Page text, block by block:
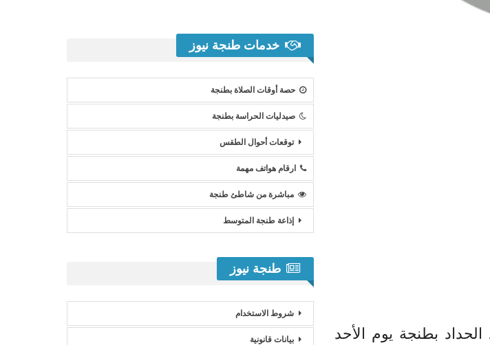
بطنجة يوم الأحد
خدمات طنجة نيوز
حصة أوقات الصلاة بطنجة
صيدليات الحراسة بطنجة
توقعات أحوال الطقس
ارقام هواتف مهمة
مباشرة من شاطئ طنجة
إذاعة طنجة المتوسط
طنجة نيوز
شروط الاستخدام
بيانات قانونية